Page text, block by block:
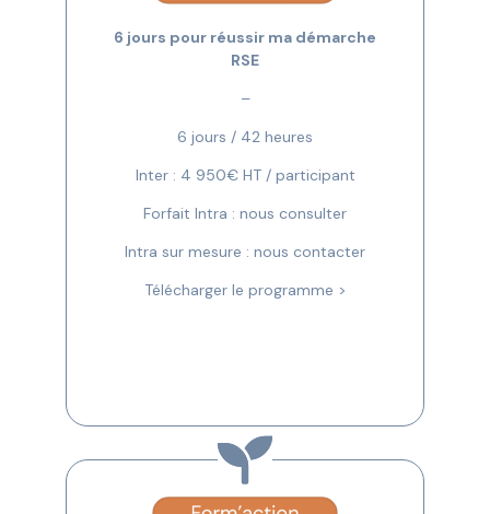
6 jours pour réussir ma démarche
RSE
–
6 jours / 42 heures
Inter : 4 950€ HT / participant
Forfait Intra : nous consulter
Intra sur mesure : nous contacter
Télécharger le programme >